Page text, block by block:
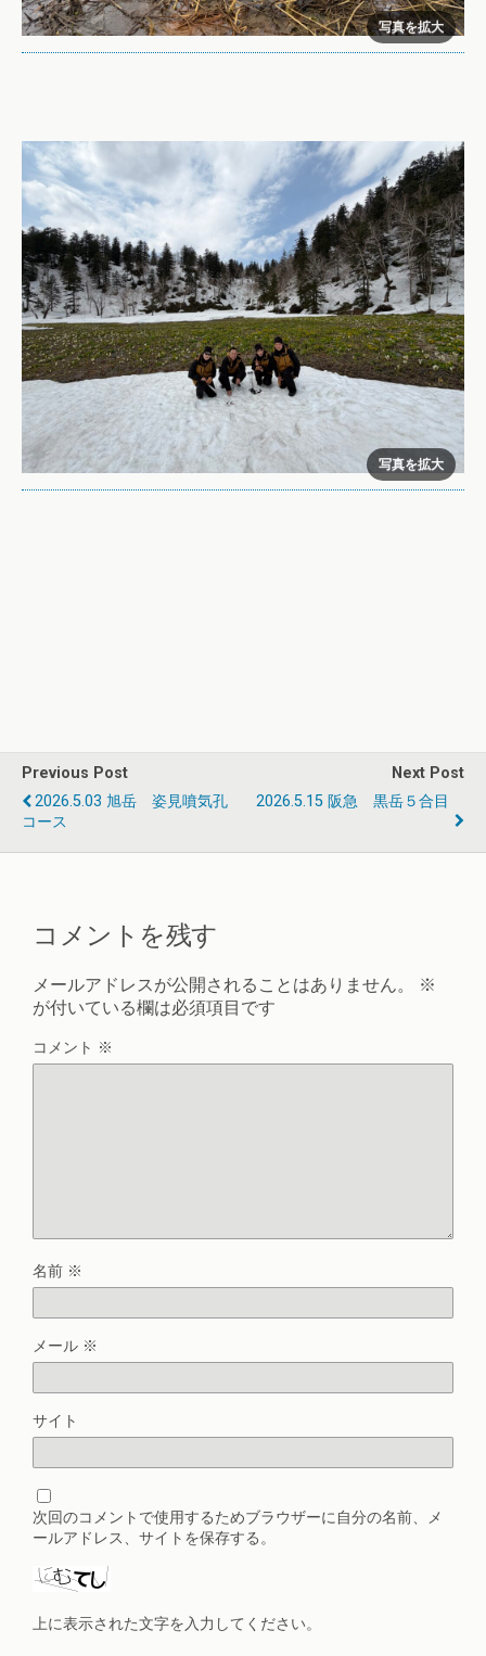
Previous Post
2026.5.03 旭岳 姿見噴気孔
コース
Next Post
2026.5.15 阪急 黒岳５合目
コメントを残す
メールアドレスが公開されることはありません。
※
が付いている欄は必須項目です
コメント ※
名前 ※
メール ※
サイト
次回のコメントで使用するためブラウザーに自分の名前、メ
ールアドレス、サイトを保存する。
上に表示された文字を入力してください。